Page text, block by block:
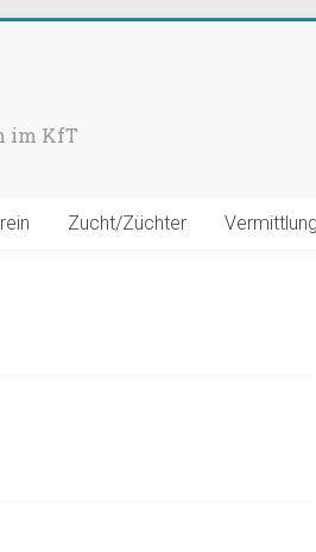
im KfT
Zucht/Züchter Vermittlung